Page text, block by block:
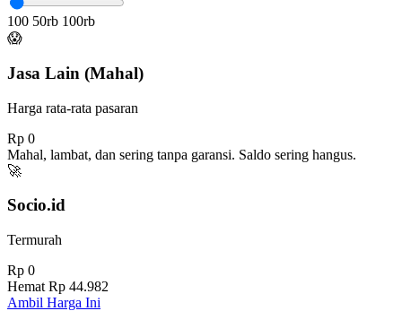
100 50rb 100rb
😱
Jasa Lain (Mahal)
Harga rata-rata pasaran
Rp 0
Mahal, lambat, dan sering tanpa garansi. Saldo sering hangus.
🚀
Socio.id
Termurah
Rp 0
Hemat Rp 44.982
Ambil Harga Ini